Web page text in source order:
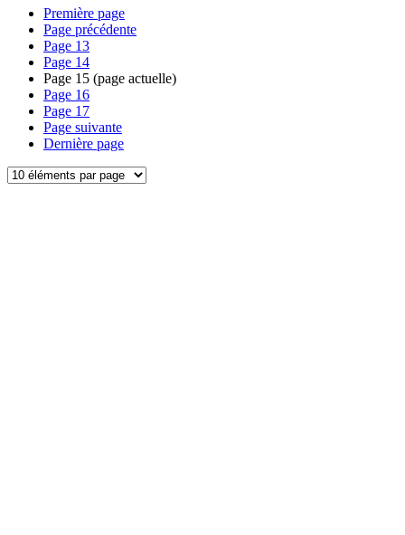
Première page
Page précédente
Page 13
Page 14
Page 15 (page actuelle)
Page 16
Page 17
Page suivante
Dernière page